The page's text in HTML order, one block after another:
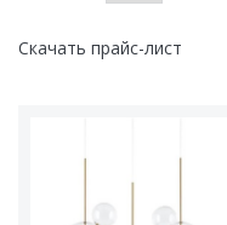
Скачать прайс-лист